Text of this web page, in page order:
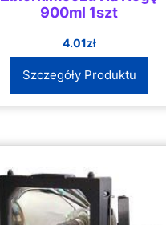
900ml 1szt
4.01zł
Szczegóły Produktu